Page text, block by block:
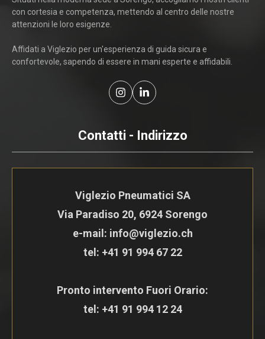
con cortesia e competenza, mettendo al centro delle nostre
attenzioni le loro esigenze.
Affidati a Viglezio per un'esperienza di guida sicura e
confortevole, sapendo di essere in mani esperte e affidabili.
Contatti - Indirizzo
Viglezio Pneumatici SA
Via Paradiso 20, 6924 Sorengo
e-mail: info@viglezio.ch
tel: +41 91 994 67 22
Pronto intervento Fuori Orario:
tel: +41 91 994 12 24